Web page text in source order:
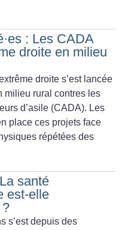
·es : Les CADA
droite en milieu
droite s’est lancée
milieu rural contres les
d’asile (CADA). Les
place ces projets face
répétées des
santé
est-elle
?
s’est depuis des